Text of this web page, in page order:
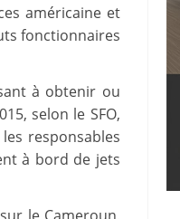
américaine et
fonctionnaires
à obtenir ou
selon le SFO,
responsables
à bord de jets